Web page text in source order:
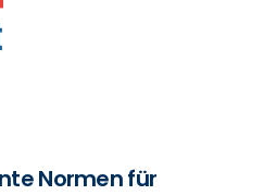
Normen für